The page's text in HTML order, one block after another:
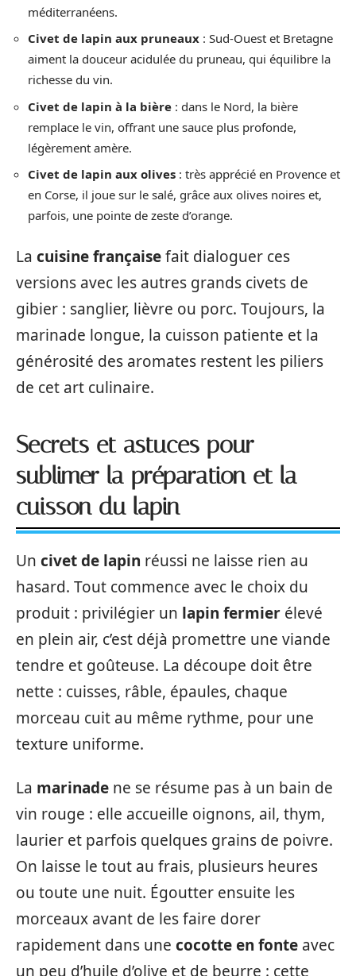
méditerranéens.
Civet de lapin aux pruneaux : Sud-Ouest et Bretagne
aiment la douceur acidulée du pruneau, qui équilibre la
richesse du vin.
Civet de lapin à la bière : dans le Nord, la bière
remplace le vin, offrant une sauce plus profonde,
légèrement amère.
Civet de lapin aux olives : très apprécié en Provence et
en Corse, il joue sur le salé, grâce aux olives noires et,
parfois, une pointe de zeste d’orange.
La cuisine françaisefait dialoguer ces
versions avec les autres grands civets de
gibier : sanglier, lièvre ou porc. Toujours, la
marinade longue, la cuisson patiente et la
générosité des aromates restent les piliers
de cet art culinaire.
Secrets et astuces pour
sublimer la préparation et la
cuisson du lapin
Un civet de lapin réussi ne laisse rien au
hasard. Tout commence avec le choix du
produit : privilégier un lapin fermier élevé
en plein air, c’est déjà promettre une viande
tendre et goûteuse. La découpe doit être
nette : cuisses, râble, épaules, chaque
morceau cuit au même rythme, pour une
texture uniforme.
La marinade ne se résume pas à un bain de
vin rouge : elle accueille oignons, ail, thym,
laurier et parfois quelques grains de poivre.
On laisse le tout au frais, plusieurs heures
ou toute une nuit. Égoutter ensuite les
morceaux avant de les faire dorer
rapidement dans une cocotte en fonte avec
un peu d’huile d’olive et de beurre : cette